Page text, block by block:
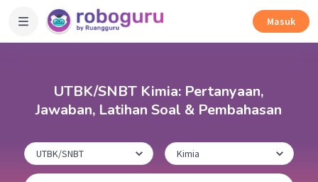
Masuk
UTBK/SNBT Kimia: Pertanyaan,
Jawaban, Latihan Soal & Pembahasan